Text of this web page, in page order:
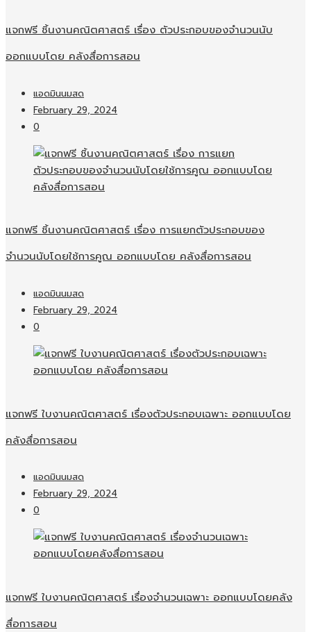
แจกฟรี ชิ้นงานคณิตศาสตร์ เรื่อง ตัวประกอบของจำนวนนับ
ออกแบบโดย คลังสื่อการสอน
แอดมินนมสด
February 29, 2024
0
แจกฟรี ชิ้นงานคณิตศาสตร์ เรื่อง การแยกตัวประกอบของ
จำนวนนับโดยใช้การคูณ ออกแบบโดย คลังสื่อการสอน
แอดมินนมสด
February 29, 2024
0
แจกฟรี ใบงานคณิตศาสตร์ เรื่องตัวประกอบเฉพาะ ออกแบบโดย
คลังสื่อการสอน
แอดมินนมสด
February 29, 2024
0
แจกฟรี ใบงานคณิตศาสตร์ เรื่องจำนวนเฉพาะ ออกแบบโดยคลัง
สื่อการสอน